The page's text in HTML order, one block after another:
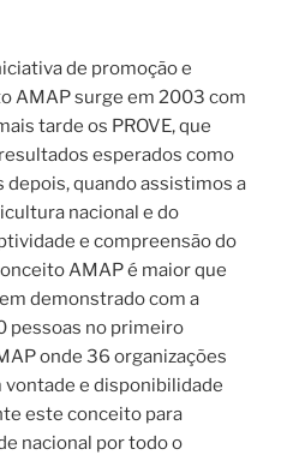
de promoção e
AMAP surge em 2003 com
tarde os PROVE, que
esperados como
depois, quando assistimos a
nacional e do
e compreensão do
AMAP é maior que
demonstrado com a
pessoas no primeiro
onde 36 organizações
e disponibilidade
este conceito para
nacional por todo o